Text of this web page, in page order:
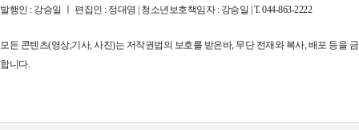
발행인 : 강승일 ㅣ 편집인 : 정대영 | 청소년보호책임자 : 강승일 | T. 044-863-2222
모든 콘텐츠(영상,기사, 사진)는 저작권법의 보호를 받은바, 무단 전재와 복사, 배포 등을 금
합니다.